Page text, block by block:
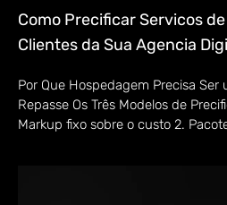
Como Precificar Servicos
Clientes da Sua Agencia
Por Que Hospedagem Precisa Ser
Repasse Os Três Modelos de
Markup fixo sobre o custo 2.